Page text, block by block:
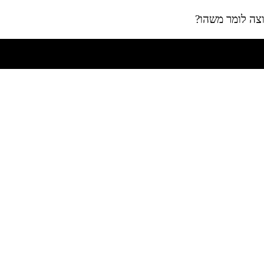
לומר משהו?